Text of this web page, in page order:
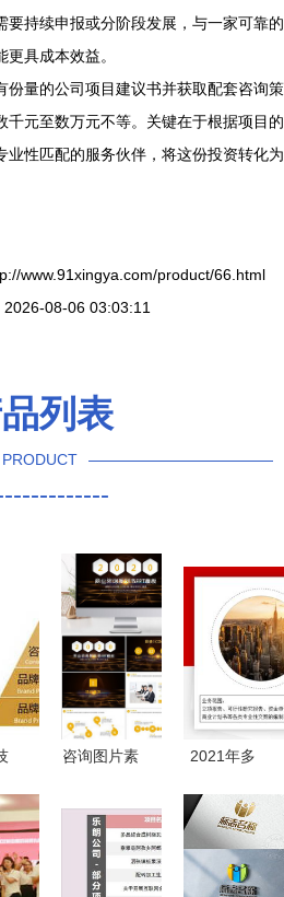
要持续申报或分阶段发展，与一家可靠的
具成本效益。
份量的公司项目建议书并获取配套咨询策
千元至数万元不等。关键在于根据项目的
业性匹配的服务伙伴，将这份投资转化为
www.91xingya.com/product/66.html
2026-08-06 03:03:11
列表
PRODUCT
咨询图片素
务 专业模
板助力高效
咨询
2021年多
书制作公司
一站式解决
方案与严格